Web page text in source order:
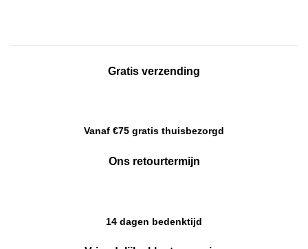
Gratis verzending
Vanaf €75 gratis thuisbezorgd
Ons retourtermijn
14 dagen bedenktijd